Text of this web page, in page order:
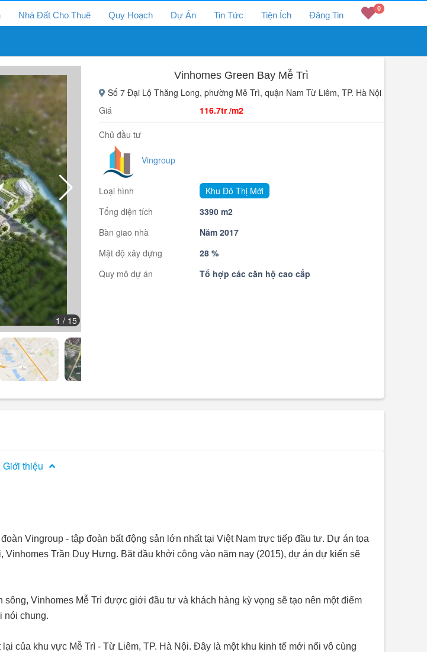
Nhà Đất Cho Thuê Quy Hoạch Dự Án Tin Tức Tiện Ích Đăng Tin
0
1 / 15
Vinhomes Green Bay Mễ Trì
Số 7 Đại Lộ Thăng Long, phường Mễ Trì, quận Nam Từ Liêm, TP. Hà Nội
Giá
116.7tr /m2
Chủ đầu tư
Vingroup
Loại hình
Khu Đô Thị Mới
Tổng diện tích
3390 m2
Bàn giao nhà
Năm 2017
Mật độ xây dựng
28 %
Quy mô dự án
Tổ hợp các căn hộ cao cấp
Giới thiệu
Vingroup - tập đoàn bất động sản lớn nhất tại Việt Nam trực tiếp đầu tư. Dự án tọa
Trần Duy Hưng. Băt đầu khởi công vào năm nay (2015), dự án dự kiến sẽ
Vinhomes Mễ Trì được giới đầu tư và khách hàng kỳ vọng sẽ tạo nên một điểm
nói chung.
lại của khu vực Mễ Trì - Từ Liêm, TP. Hà Nội. Đây là một khu kinh tế mới nổi vô cùng